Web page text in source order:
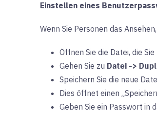
Einstellen eines
Wenn Sie Personen das
Öffnen Sie die Datei, die
Gehen Sie zu Datei ->
Speichern Sie die neue
Dies öffnet einen
Geben Sie ein Passwort in